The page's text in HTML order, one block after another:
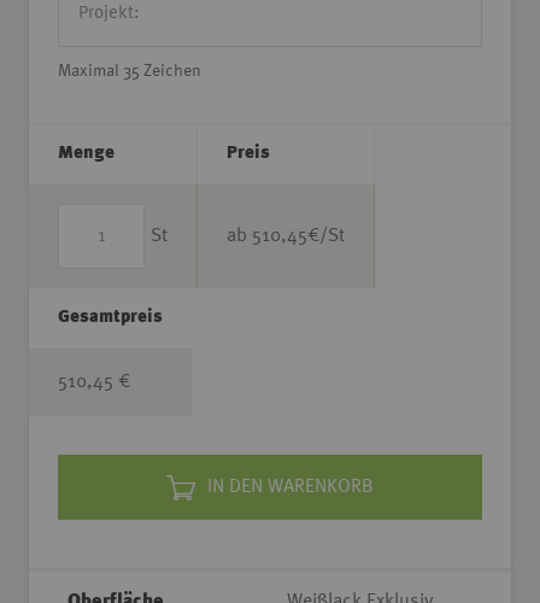
Maximal 35 Zeichen
Menge
St
Preis
ab 510,45€/St
Gesamtpreis
510,45 €
IN DEN WARENKORB